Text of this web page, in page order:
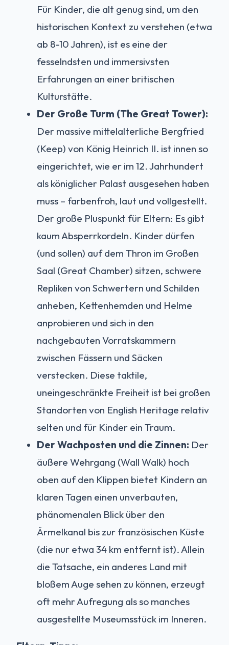
Für Kinder, die alt genug sind, um den
historischen Kontext zu verstehen (etwa
ab 8-10 Jahren), ist es eine der
fesselndsten und immersivsten
Erfahrungen an einer britischen
Kulturstätte.
Der Große Turm (The Great Tower):
Der massive mittelalterliche Bergfried
(Keep) von König Heinrich II. ist innen so
eingerichtet, wie er im 12. Jahrhundert
als königlicher Palast ausgesehen haben
muss – farbenfroh, laut und vollgestellt.
Der große Pluspunkt für Eltern: Es gibt
kaum Absperrkordeln. Kinder dürfen
(und sollen) auf dem Thron im Großen
Saal (Great Chamber) sitzen, schwere
Repliken von Schwertern und Schilden
anheben, Kettenhemden und Helme
anprobieren und sich in den
nachgebauten Vorratskammern
zwischen Fässern und Säcken
verstecken. Diese taktile,
uneingeschränkte Freiheit ist bei großen
Standorten von English Heritage relativ
selten und für Kinder ein Traum.
Der Wachposten und die Zinnen: Der
äußere Wehrgang (Wall Walk) hoch
oben auf den Klippen bietet Kindern an
klaren Tagen einen unverbauten,
phänomenalen Blick über den
Ärmelkanal bis zur französischen Küste
(die nur etwa 34 km entfernt ist). Allein
die Tatsache, ein anderes Land mit
bloßem Auge sehen zu können, erzeugt
oft mehr Aufregung als so manches
ausgestellte Museumsstück im Inneren.